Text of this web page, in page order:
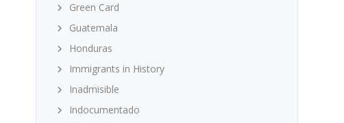
Green Card
Guatemala
Honduras
Immigrants in History
Inadmisible
Indocumentado